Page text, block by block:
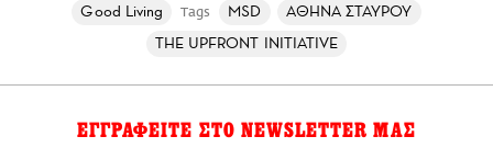
Good Living Tags MSD
ΑΘΗΝΑ ΣΤΑΥΡΟΥ
THE UPFRONT INITIATIVE
ΕΓΓΡΑΦΕΙΤΕ ΣΤΟ NEWSLETTER ΜΑΣ